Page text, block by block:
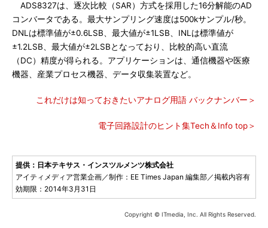
ADS8327は、逐次比較（SAR）方式を採用した16分解能のAD
コンバータである。最大サンプリング速度は500kサンプル/秒。
DNLは標準値が±0.6LSB、最大値が±1LSB、INLは標準値が
±1.2LSB、最大値が±2LSBとなっており、比較的高い直流
（DC）精度が得られる。アプリケーションは、通信機器や医療
機器、産業プロセス機器、データ収集装置など。
これだけは知っておきたいアナログ用語 バックナンバー＞
電子回路設計のヒント集Tech＆Info top＞
提供：日本テキサス・インスツルメンツ株式会社
アイティメディア営業企画／制作：EE Times Japan 編集部／掲載内容有
効期限：2014年3月31日
Copyright © ITmedia, Inc. All Rights Reserved.